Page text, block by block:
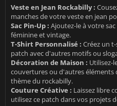
Veste en Jean Rockabilly :
manches de votre veste en jean
Sac Pin-Up : Ajoutez-le à votre
féminine et vintage.
T-Shirt Personnalisé : Créez un
patch avec d'autres motifs ou
Décoration de Maison : Utilisez-
couvertures ou d'autres
thème du rockabilly.
Couture Créative : Laissez libre
utilisez ce patch dans vos projets